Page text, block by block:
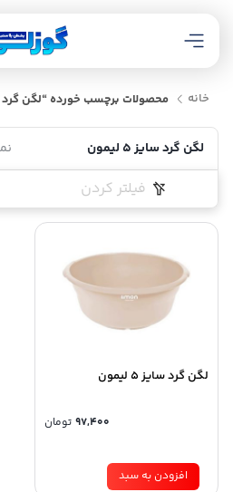
خانه محصولات برچسب خورده “لگن گرد سایز 5
لگن گرد سایز 5 لیمون
فیلتر کردن
لگن گرد سایز 5 لیمون
تومان
افزودن به سبد